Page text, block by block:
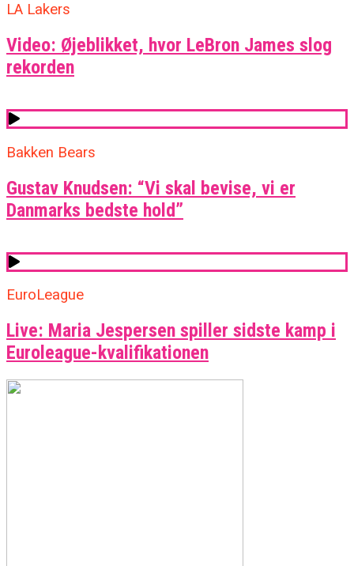
LA Lakers
Video: Øjeblikket, hvor LeBron James slog
rekorden
Bakken Bears
Gustav Knudsen: “Vi skal bevise, vi er
Danmarks bedste hold”
EuroLeague
Live: Maria Jespersen spiller sidste kamp i
Euroleague-kvalifikationen